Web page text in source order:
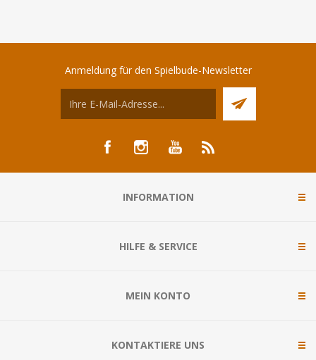
Anmeldung für den Spielbude-Newsletter
INFORMATION
HILFE & SERVICE
MEIN KONTO
KONTAKTIERE UNS